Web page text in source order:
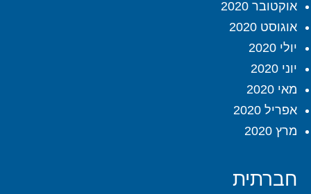
אוקטובר 2020
אוגוסט 2020
יולי 2020
יוני 2020
מאי 2020
אפריל 2020
מרץ 2020
חברתית